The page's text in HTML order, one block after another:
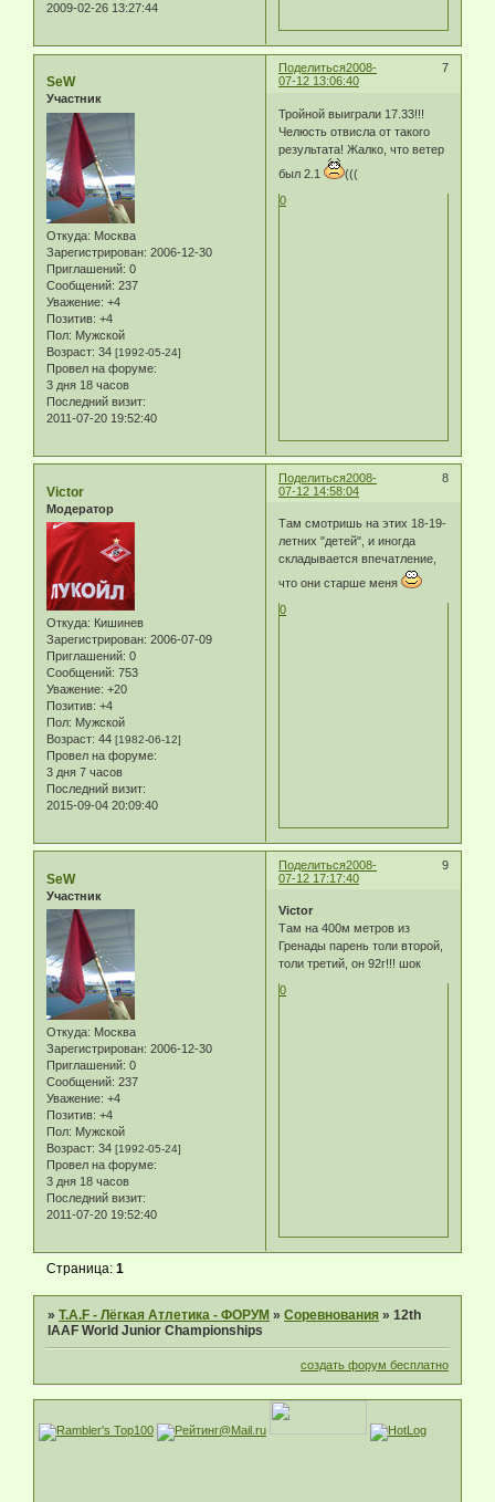
2009-02-26 13:27:44
Поделиться 7
2008-
07-12 13:06:40
SeW
Участник
Откуда: Москва
Зарегистрирован: 2006-12-30
Приглашений: 0
Сообщений: 237
Уважение: +4
Позитив: +4
Пол: Мужской
Возраст: 34 [1992-05-24]
Провел на форуме:
3 дня 18 часов
Последний визит:
2011-07-20 19:52:40
Тройной выиграли 17.33!!!
Челюсть отвисла от такого
результата! Жалко, что ветер
был 2.1
(((
0
Поделиться 8
2008-
07-12 14:58:04
Victor
Модератор
Откуда: Кишинев
Зарегистрирован: 2006-07-09
Приглашений: 0
Сообщений: 753
Уважение: +20
Позитив: +4
Пол: Мужской
Возраст: 44 [1982-06-12]
Провел на форуме:
3 дня 7 часов
Последний визит:
2015-09-04 20:09:40
Там смотришь на этих 18-19-
летних "детей", и иногда
складывается впечатление,
что они старше меня
0
Поделиться 9
2008-
07-12 17:17:40
SeW
Участник
Откуда: Москва
Зарегистрирован: 2006-12-30
Приглашений: 0
Сообщений: 237
Уважение: +4
Позитив: +4
Пол: Мужской
Возраст: 34 [1992-05-24]
Провел на форуме:
3 дня 18 часов
Последний визит:
2011-07-20 19:52:40
Victor
Там на 400м метров из
Гренады парень толи второй,
толи третий, он 92г!!! шок
0
Страница:1
»T.A.F - Лёгкая Атлетика - ФОРУМ »Соревнования »12th
IAAF World Junior Championships
создать форум бесплатно